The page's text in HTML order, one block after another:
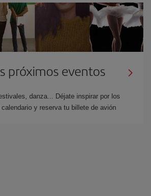
próximos eventos
danza... Déjate inspirar por los
y reserva tu billete de avión